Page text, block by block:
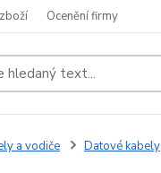
Ocenění firmy
a vodiče Datové kabely